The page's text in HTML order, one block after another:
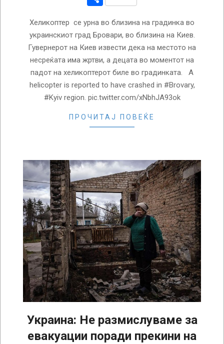
Хеликоптер се урна во близина на градинка во
украинскиот град Бровари, во близина на Киев.
Гувернерот на Киев извести дека на местото на
несреќата има жртви, а децата во моментот на
падот на хеликоптерот биле во градинката. A
helicopter is reported to have crashed in #Brovary,
#Kyiv region. pic.twitter.com/xNbhJA93ok
ПРОЧИТАЈ ПОВЕЌЕ
Украина: Не размислуваме за
евакуации поради прекини на